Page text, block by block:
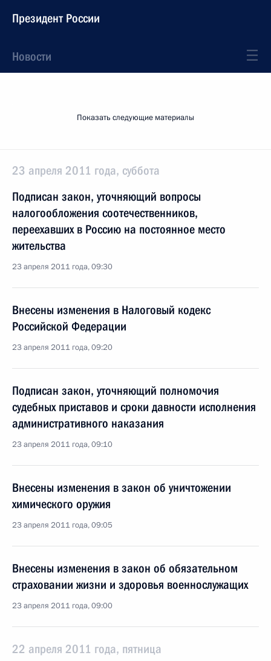
Президент России
Новости
Показать следующие материалы
23 апреля 2011 года, суббота
Подписан закон, уточняющий вопросы
налогообложения соотечественников,
переехавших в Россию на постоянное место
жительства
23 апреля 2011 года, 09:30
Внесены изменения в Налоговый кодекс
Российской Федерации
23 апреля 2011 года, 09:20
Подписан закон, уточняющий полномочия
судебных приставов и сроки давности исполнения
административного наказания
23 апреля 2011 года, 09:10
Внесены изменения в закон об уничтожении
химического оружия
23 апреля 2011 года, 09:05
Внесены изменения в закон об обязательном
страховании жизни и здоровья военнослужащих
23 апреля 2011 года, 09:00
22 апреля 2011 года, пятница